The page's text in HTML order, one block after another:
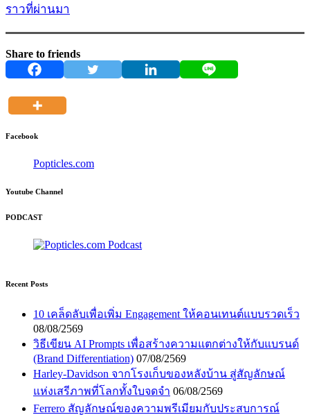
ราวที่ผ่านมา
Share to friends
Facebook
Popticles.com
Youtube Channel
PODCAST
Recent Posts
10 เคล็ดลับเพื่อเพิ่ม Engagement ให้คอนเทนต์แบบรวดเร็ว
08/08/2569
วิธีเขียน AI Prompts เพื่อสร้างความแตกต่างให้กับแบรนด์
(Brand Differentiation) 07/08/2569
Harley-Davidson จากโรงเก็บของหลังบ้าน สู่สัญลักษณ์
แห่งเสรีภาพที่โลกทั้งใบจดจำ 06/08/2569
Ferrero สัญลักษณ์ของความพรีเมียมกับประสบการณ์